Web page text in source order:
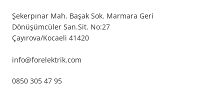
Şekerpınar Mah. Başak Sok. Marmara Geri
Dönüşümcüler San.Sit. No:27
Çayırova/Kocaeli 41420
info@forelektrik.com
0850 305 47 95